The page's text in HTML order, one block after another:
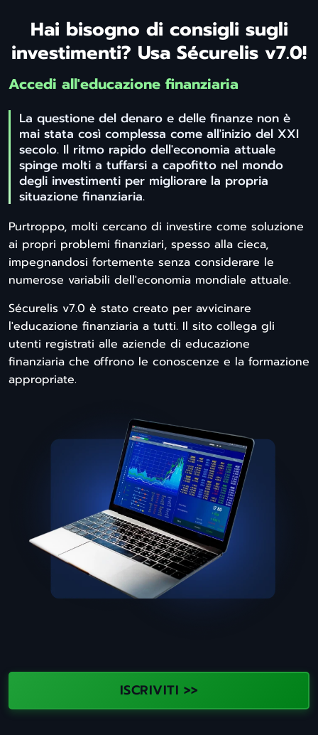
Hai bisogno di consigli sugli
investimenti? Usa Sécurelis v7.0!
Accedi all'educazione finanziaria
La questione del denaro e delle finanze non è
mai stata così complessa come all'inizio del XXI
secolo. Il ritmo rapido dell'economia attuale
spinge molti a tuffarsi a capofitto nel mondo
degli investimenti per migliorare la propria
situazione finanziaria.
Purtroppo, molti cercano di investire come soluzione
ai propri problemi finanziari, spesso alla cieca,
impegnandosi fortemente senza considerare le
numerose variabili dell'economia mondiale attuale.
Sécurelis v7.0 è stato creato per avvicinare
l'educazione finanziaria a tutti. Il sito collega gli
utenti registrati alle aziende di educazione
finanziaria che offrono le conoscenze e la formazione
appropriate.
ISCRIVITI >>